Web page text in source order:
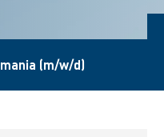
(m/w/d)